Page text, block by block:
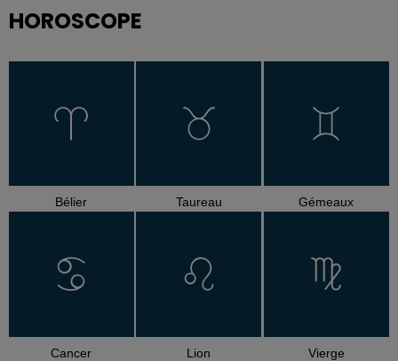
HOROSCOPE
Bélier Taureau Gémeaux
Cancer Lion Vierge